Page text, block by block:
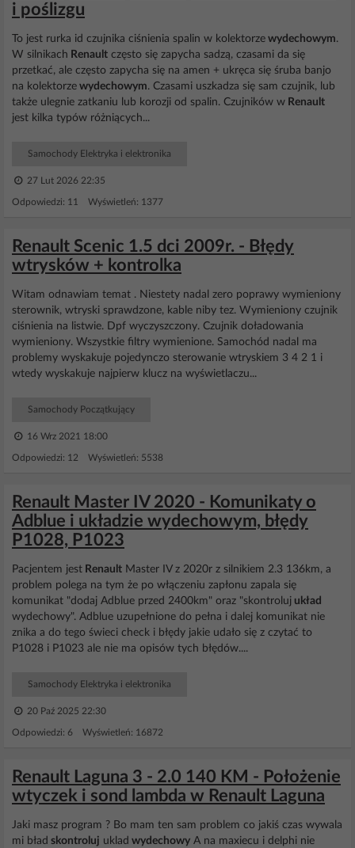
i poślizgu
To jest rurka id czujnika ciśnienia spalin w kolektorze wydechowym.
W silnikach Renault często się zapycha sadzą, czasami da się
przetkać, ale często zapycha się na amen + ukręca się śruba banjo
na kolektorze wydechowym. Czasami uszkadza się sam czujnik, lub
także ulegnie zatkaniu lub korozji od spalin. Czujników w Renault
jest kilka typów różniących...
Samochody Elektryka i elektronika
27 Lut 2026 22:35
Odpowiedzi: 11 Wyświetleń: 1377
Renault Scenic 1.5 dci 2009r. - Błędy
wtrysków + kontrolka
Witam odnawiam temat . Niestety nadal zero poprawy wymieniony
sterownik, wtryski sprawdzone, kable niby tez. Wymieniony czujnik
ciśnienia na listwie. Dpf wyczyszczony. Czujnik doładowania
wymieniony. Wszystkie filtry wymienione. Samochód nadal ma
problemy wyskakuje pojedynczo sterowanie wtryskiem 3 4 2 1 i
wtedy wyskakuje najpierw klucz na wyświetlaczu...
Samochody Początkujący
16 Wrz 2021 18:00
Odpowiedzi: 12 Wyświetleń: 5538
Renault Master IV 2020 - Komunikaty o
Adblue i układzie wydechowym, błędy
P1028, P1023
Pacjentem jest Renault Master IV z 2020r z silnikiem 2.3 136km, a
problem polega na tym że po włączeniu zapłonu zapala się
komunikat "dodaj Adblue przed 2400km" oraz "skontroluj układ
wydechowy". Adblue uzupełnione do pełna i dalej komunikat nie
znika a do tego świeci check i błędy jakie udało się z czytać to
P1028 i P1023 ale nie ma opisów tych błędów....
Samochody Elektryka i elektronika
20 Paź 2025 22:30
Odpowiedzi: 6 Wyświetleń: 16872
Renault Laguna 3 - 2.0 140 KM - Położenie
wtyczek i sond lambda w Renault Laguna
Jaki masz program ? Bo mam ten sam problem co jakiś czas wywala
mi bład skontroluj uklad wydechowy A na maxiecu i delphi nie